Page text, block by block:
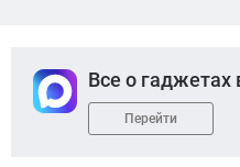
Все о
Перейти